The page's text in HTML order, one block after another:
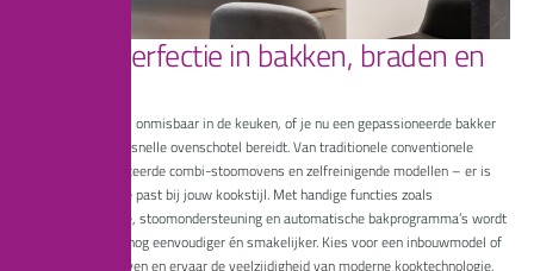
erfectie in bakken, braden en
Een goede oven is onmisbaar in de keuken, of je nu een gepassioneerde bakker
bent of graag een snelle ovenschotel bereidt. Van traditionele conventionele
ovens tot geavanceerde combi-stoomovens enzelfreinigende modellen – er is
altijd een oven die past bij jouw kookstijl. Met handige functies zoals
heteluchtcirculatie, stoomondersteuning en automatische bakprogramma’s wordt
koken en bakken nog eenvoudiger én smakelijker. Kies voor een inbouwmodel of
een vrijstaande oven en ervaar de veelzijdigheid van moderne kooktechnologie.